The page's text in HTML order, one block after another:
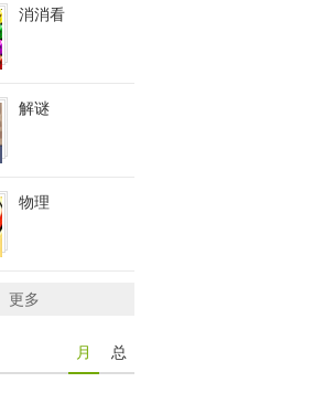
消消看
解谜
物理
更多
月 总